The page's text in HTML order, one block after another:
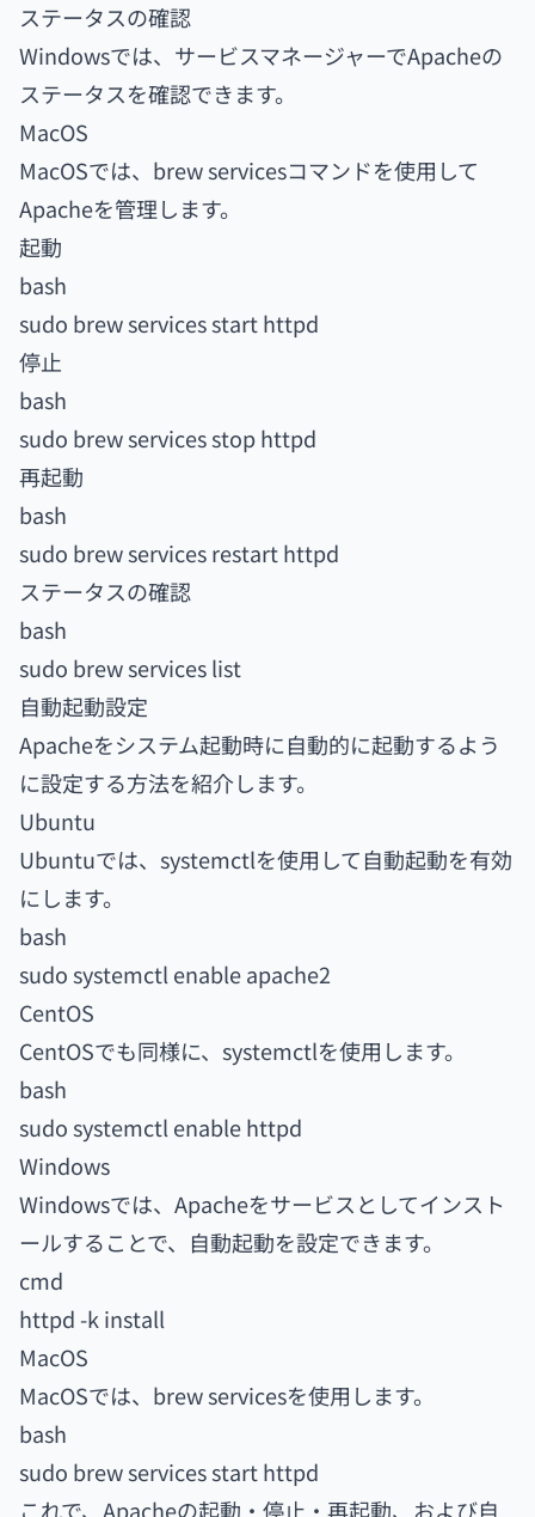
ステータスの確認
Windowsでは、サービスマネージャーでApacheの
ステータスを確認できます。
MacOS
MacOSでは、brew servicesコマンドを使用して
Apacheを管理します。
起動
bash
sudo brew services start httpd
停止
bash
sudo brew services stop httpd
再起動
bash
sudo brew services restart httpd
ステータスの確認
bash
sudo brew services list
自動起動設定
Apacheをシステム起動時に自動的に起動するよう
に設定する方法を紹介します。
Ubuntu
Ubuntuでは、systemctlを使用して自動起動を有効
にします。
bash
sudo systemctl enable apache2
CentOS
CentOSでも同様に、systemctlを使用します。
bash
sudo systemctl enable httpd
Windows
Windowsでは、Apacheをサービスとしてインスト
ールすることで、自動起動を設定できます。
cmd
httpd -k install
MacOS
MacOSでは、brew servicesを使用します。
bash
sudo brew services start httpd
これで、Apacheの起動・停止・再起動、および自